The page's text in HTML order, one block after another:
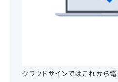
クラウドサインではこれから